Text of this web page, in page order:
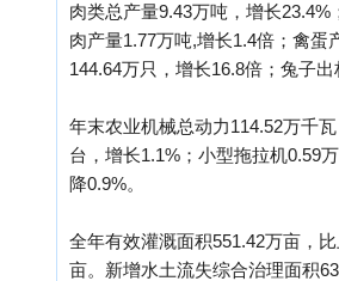
肉类总产量9.43万吨，增长
肉产量1.77万吨,增长1.4倍；禽蛋
144.64万只，增长16.8倍；兔子出
年末农业机械总动力114.52万千
台，增长1.1%；小型拖拉机0.59
降0.9%。
全年有效灌溉面积551.42万亩，
亩。新增水土流失综合治理面积